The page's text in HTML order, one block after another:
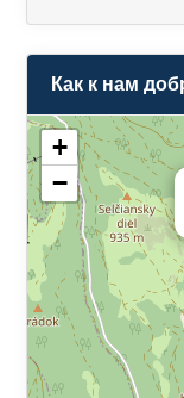
Как к нам
+
−